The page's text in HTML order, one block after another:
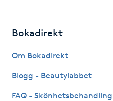
Keratinbehandling
Kinesiologi
Bokadirekt
Om Bokadirekt
Blogg - Beautylabbet
FAQ -